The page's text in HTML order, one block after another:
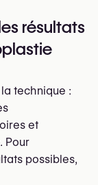
résultats
technique :
et
Pour
possibles,